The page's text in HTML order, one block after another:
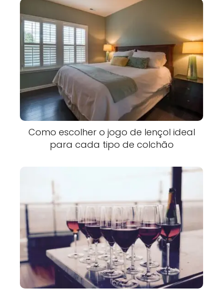
Como escolher o jogo de lençol ideal
para cada tipo de colchão